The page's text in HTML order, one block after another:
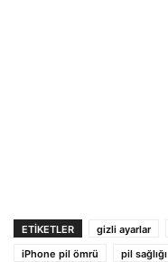
ETIKETLER gizli ayarlar
iPhone pil ömrü
pil sağlığı